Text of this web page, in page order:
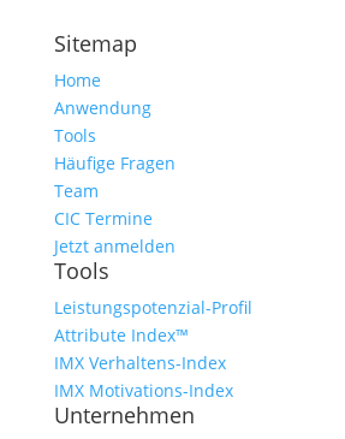
Sitemap
Home
Anwendung
Tools
Häufige Fragen
Team
CIC Termine
Jetzt anmelden
Tools
Leistungspotenzial-Profil
Attribute Index™
IMX Verhaltens-Index
IMX Motivations-Index
Unternehmen